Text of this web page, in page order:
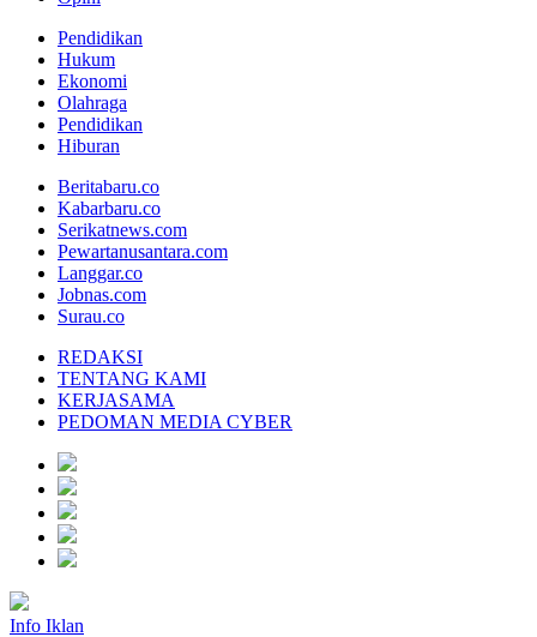
Pendidikan
Hukum
Ekonomi
Olahraga
Pendidikan
Hiburan
Beritabaru.co
Kabarbaru.co
Serikatnews.com
Pewartanusantara.com
Langgar.co
Jobnas.com
Surau.co
REDAKSI
TENTANG KAMI
KERJASAMA
PEDOMAN MEDIA CYBER
Info Iklan